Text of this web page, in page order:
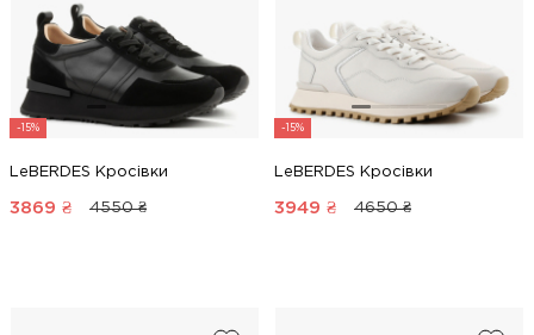
-15%
LeBERDES Кросівки
3869 ₴ 4550 ₴
-15%
LeBERDES Кросівки
3949 ₴ 4650 ₴